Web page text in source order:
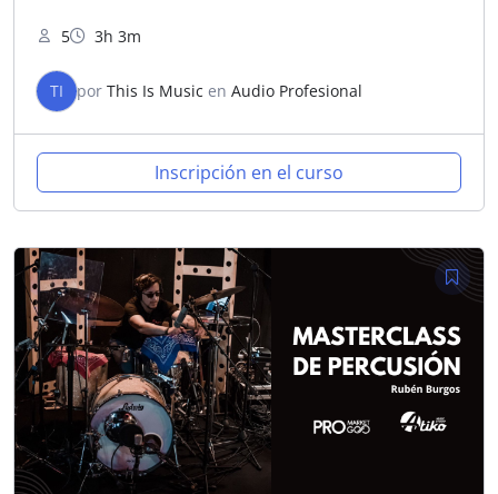
5 3h 3m
TI por This Is Music en Audio Profesional
Inscripción en el curso